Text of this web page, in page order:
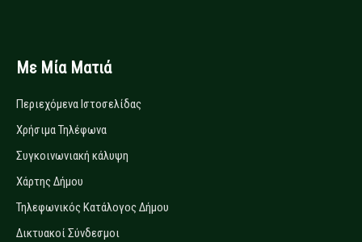
Με Μία Ματιά
Περιεχόμενα Ιστοσελίδας
Χρήσιμα Τηλέφωνα
Συγκοινωνιακή κάλυψη
Χάρτης Δήμου
Τηλεφωνικός Κατάλογος Δήμου
Δικτυακοί Σύνδεσμοι